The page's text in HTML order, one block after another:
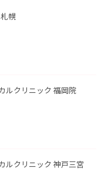
幌
ルクリニック 福岡院
ルクリニック 神戸三宮